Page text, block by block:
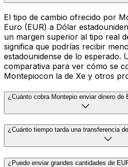
El tipo de cambio ofrecido por
Euro (EUR) a Dólar
un margen superior al tipo real
significa que podrías recibir
estadounidense de lo esperado.
comparativa para ver cómo se
Montepiocon la de Xe y otros
¿Cuánto cobra Montepio enviar dinero de
¿Cuánto tiempo tarda una transferencia
¿Puedo enviar grandes cantidades de